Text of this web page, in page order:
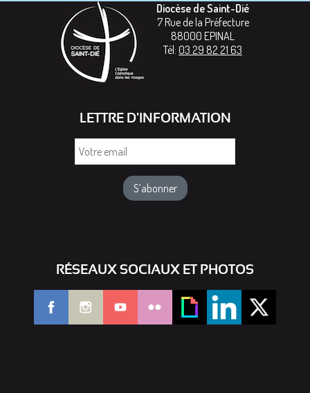
Diocèse de Saint-Dié
7 Rue de la Préfecture
88000 EPINAL
Tél: 03 29 82 21 63
LETTRE D'INFORMATION
RÉSEAUX SOCIAUX ET PHOTOS